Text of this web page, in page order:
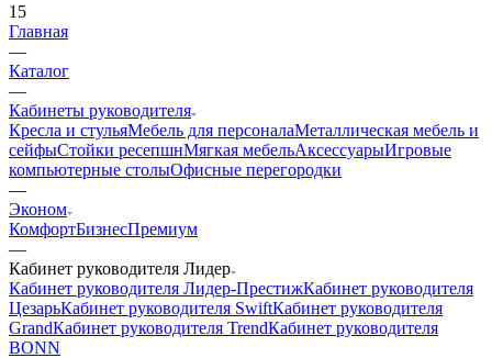
15
Главная
—
Каталог
—
Кабинеты руководителя
Кресла и стульяМебель для персоналаМеталлическая мебель и
сейфыСтойки ресепшнМягкая мебельАксессуарыИгровые
компьютерные столыОфисные перегородки
—
Эконом
КомфортБизнесПремиум
—
Кабинет руководителя Лидер
Кабинет руководителя Лидер-ПрестижКабинет руководителя
ЦезарьКабинет руководителя SwiftКабинет руководителя
GrandКабинет руководителя TrendКабинет руководителя
BONN